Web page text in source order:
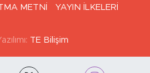
METNİ
YAYIN İLKELERİ
TE Bilişim